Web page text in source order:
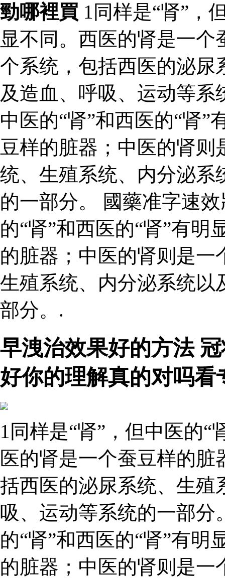
勁哪裡買 1同样是“肾”，
显不同。西医的肾是一
个系统，包括西医的泌尿
及造血、呼吸、运动等系
中医的“肾”和西医的“肾
豆样的脏器；中医的肾
统、生殖系统、内分泌系
的一部分。 國藥准字速
的“肾”和西医的“肾”有
的脏器；中医的肾则是
生殖系统、内分泌系统以
部分。.
早洩治效果好的方法
好你的理解真的对吗
1同样是“肾”，但中医的“
医的肾是一个蚕豆样的
括西医的泌尿系统、生殖
吸、运动等系统的一部分
的“肾”和西医的“肾”有
的脏器；中医的肾则是